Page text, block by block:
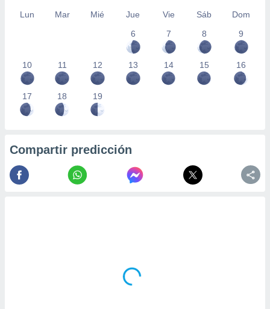
Lun Mar Mié Jue Vie Sáb
Dom
6
7 8 9
10 11 12 13 14 15 16
17 18 19
Compartir predicción